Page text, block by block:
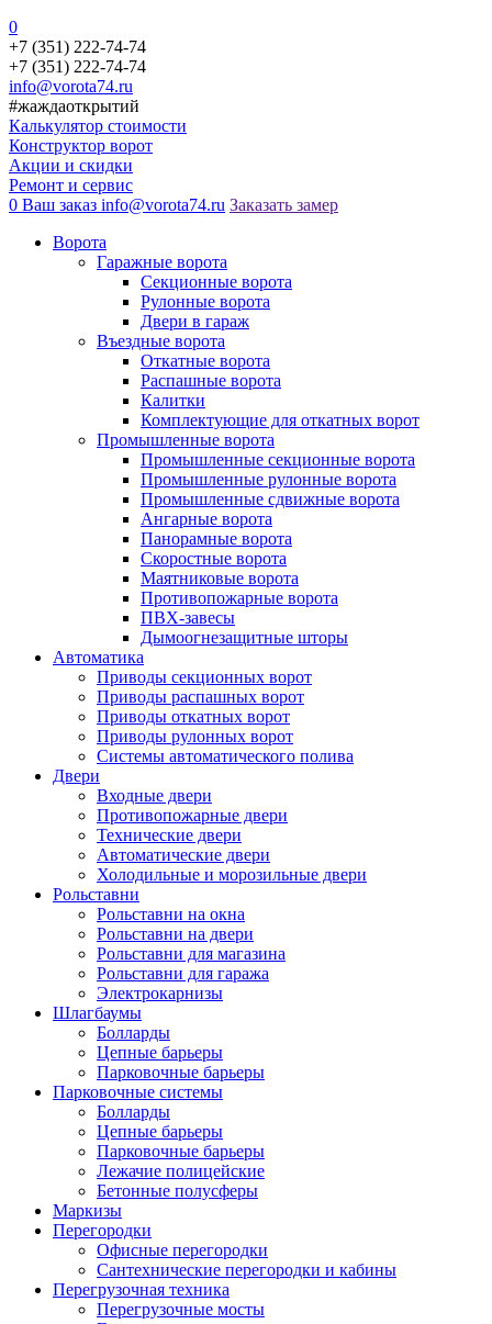
0
+7 (351) 222-74-74
+7 (351) 222-74-74
info@vorota74.ru
#жаждаоткрытий
Калькулятор стоимости
Конструктор ворот
Акции и скидки
Ремонт и сервис
0 Ваш заказ info@vorota74.ru Заказать замер
Ворота
Гаражные ворота
Секционные ворота
Рулонные ворота
Двери в гараж
Въездные ворота
Откатные ворота
Распашные ворота
Калитки
Комплектующие для откатных ворот
Промышленные ворота
Промышленные секционные ворота
Промышленные рулонные ворота
Промышленные сдвижные ворота
Ангарные ворота
Панорамные ворота
Скоростные ворота
Маятниковые ворота
Противопожарные ворота
ПВХ-завесы
Дымоогнезащитные шторы
Автоматика
Приводы секционных ворот
Приводы распашных ворот
Приводы откатных ворот
Приводы рулонных ворот
Системы автоматического полива
Двери
Входные двери
Противопожарные двери
Технические двери
Автоматические двери
Холодильные и морозильные двери
Рольставни
Рольставни на окна
Рольставни на двери
Рольставни для магазина
Рольставни для гаража
Электрокарнизы
Шлагбаумы
Болларды
Цепные барьеры
Парковочные барьеры
Парковочные системы
Болларды
Цепные барьеры
Парковочные барьеры
Лежачие полицейские
Бетонные полусферы
Маркизы
Перегородки
Офисные перегородки
Сантехнические перегородки и кабины
Перегрузочная техника
Перегрузочные мосты